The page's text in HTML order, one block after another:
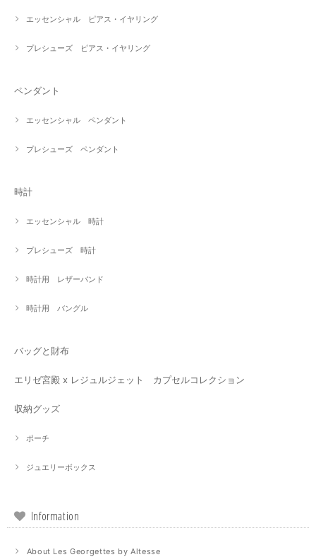
エッセンシャル ピアス・イヤリング
プレシューズ ピアス・イヤリング
ペンダント
エッセンシャル ペンダント
プレシューズ ペンダント
時計
エッセンシャル 時計
プレシューズ 時計
時計用 レザーバンド
時計用 バングル
バッグと財布
エリゼ宮殿 x レジュルジェット カプセルコレクション
収納グッズ
ポーチ
ジュエリーボックス
Information
About Les Georgettes by Altesse